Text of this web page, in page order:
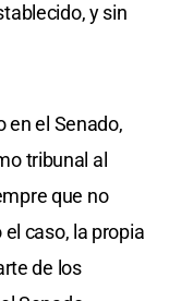
y sin
en el Senado,
tribunal al
que no
caso, la propia
de los